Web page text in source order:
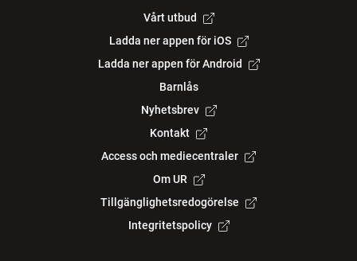
Vårt utbud
Ladda ner appen för iOS
Ladda ner appen för Android
Barnlås
Nyhetsbrev
Kontakt
Access och mediecentraler
Om UR
Tillgänglighetsredogörelse
Integritetspolicy